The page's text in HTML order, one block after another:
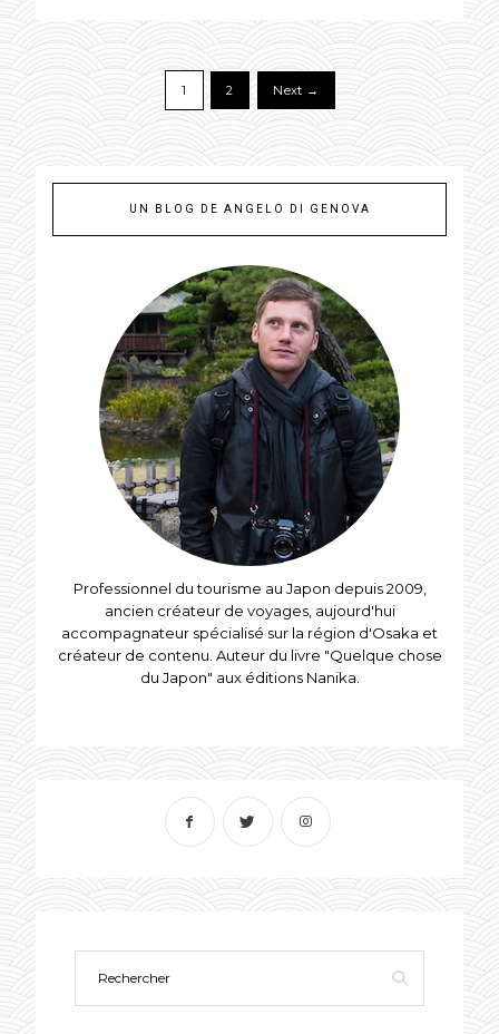
1 2 Next →
UN BLOG DE ANGELO DI GENOVA
Professionnel du tourisme au Japon depuis 2009,
ancien créateur de voyages, aujourd'hui
accompagnateur spécialisé sur la région d'Osaka et
créateur de contenu. Auteur du livre "Quelque chose
du Japon" aux éditions Nanika.